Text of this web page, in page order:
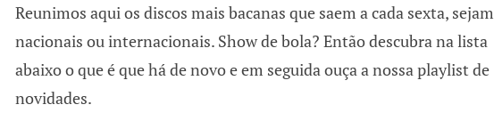
Reunimos aqui os discos mais bacanas que saem a cada sexta, sejam
nacionais ou internacionais. Show de bola? Então descubra na lista
abaixo o que é que há de novo e em seguida ouça a nossa playlist de
novidades.